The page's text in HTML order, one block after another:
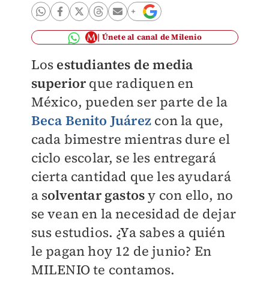
Únete al canal de Milenio
Los estudiantes de media
superiorque radiquen en
México, pueden ser parte de la
Beca Benito Juárez con la que,
cada bimestre mientras dure el
ciclo escolar, se les entregará
cierta cantidad que les ayudará
a solventar gastosy con ello, no
se vean en la necesidad de dejar
sus estudios. ¿Ya sabes a quién
le pagan hoy 12 de junio? En
MILENIOte contamos.